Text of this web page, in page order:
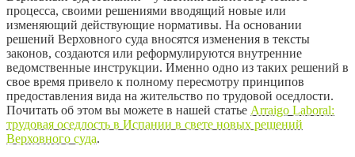
процесса, своими решениями вводящий новые или
изменяющий действующие нормативы. На основании
решений Верховного суда вносятся изменения в тексты
законов, создаются или реформулируются внутренние
ведомственные инструкции. Именно одно из таких решений в
свое время привело к полному пересмотру принципов
предоставления вида на жительство по трудовой оседлости.
Почитать об этом вы можете в нашей статье Arraigo Laboral:
трудовая оседлость в Испании в свете новых решений
Верховного суда.